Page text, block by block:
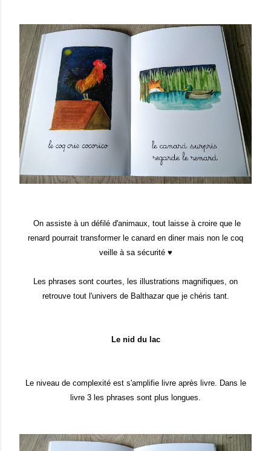
On assiste à un défilé d'animaux, tout laisse à croire que le
renard pourrait transformer le canard en diner mais non le coq
veille à sa sécurité ♥
Les phrases sont courtes, les illustrations magnifiques, on
retrouve tout l'univers de Balthazar que je chéris tant.
Le nid du lac
Le niveau de complexité est s'amplifie livre après livre. Dans le
livre 3 les phrases sont plus longues.